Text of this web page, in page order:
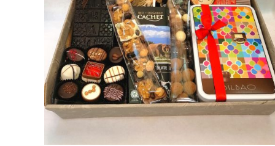
AÑADIR AL CARRITO / DETALLES